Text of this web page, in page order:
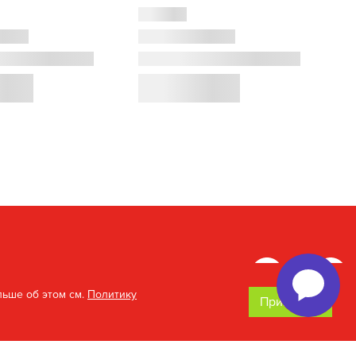
об этом см. Политику
Принимаю